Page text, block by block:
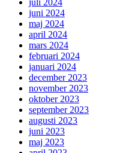
juli 2024
juni 2024
maj 2024
april 2024
mars 2024
februari 2024
januari 2024
december 2023
november 2023
oktober 2023
september 2023
augusti 2023
juni 2023
maj 2023